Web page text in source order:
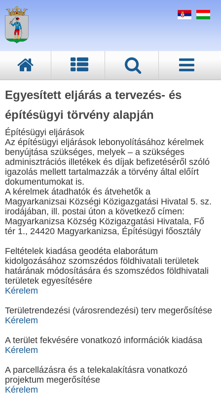
Egyesített eljárás a tervezés- és
építésügyi törvény alapján
Építésügyi eljárások
Az építésügyi eljárások lebonyolításához kérelmek
benyújtása szükséges, melyek – a szükséges
adminisztrációs illetékek és díjak befizetéséről szóló
igazolás mellett tartalmazzák a törvény által előírt
dokumentumokat is.
A kérelmek átadhatók és átvehetők a
Magyarkanizsai Községi Közigazgatási Hivatal 5. sz.
irodájában, ill. postai úton a következő címen:
Magyarkanizsa Község Közigazgatási Hivatala, Fő
tér 1., 24420 Magyarkanizsa, Építésügyi főosztály
Feltételek kiadása geodéta elaborátum
kidolgozásához szomszédos földhivatali területek
határának módosítására és szomszédos földhivatali
területek egyesítésére
Kérelem
Területrendezési (városrendezési) terv megerősítése
Kérelem
A terület fekvésére vonatkozó információk kiadása
Kérelem
A parcellázásra és a telekalakításra vonatkozó
projektum megerősítése
Kérelem